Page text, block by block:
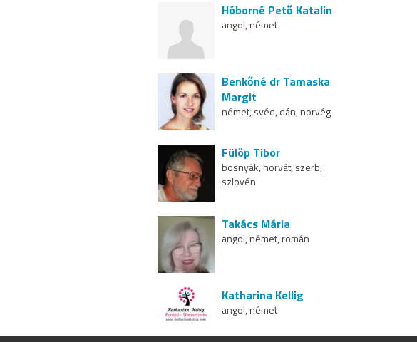
Hóborné Pető Katalin
angol, német
Benkőné dr Tamaska
Margit
német, svéd, dán, norvég
Fülöp Tibor
bosnyák, horvát, szerb,
szlovén
Takács Mária
angol, német, román
Katharina Kellig
angol, német